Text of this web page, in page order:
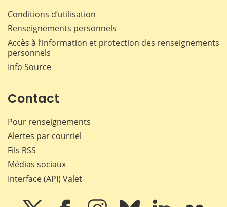
Conditions d’utilisation
Renseignements personnels
Accès à l’information et protection des renseignements
personnels
Info Source
Contact
Pour renseignements
Alertes par courriel
Fils RSS
Médias sociaux
Interface (API) Valet